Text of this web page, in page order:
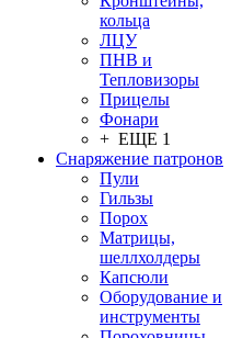
кольца
ЛЦУ
ПНВ и
Тепловизоры
Прицелы
Фонари
+ ЕЩЕ 1
Снаряжение патронов
Пули
Гильзы
Порох
Матрицы,
шеллхолдеры
Капсюли
Оборудование и
инструменты